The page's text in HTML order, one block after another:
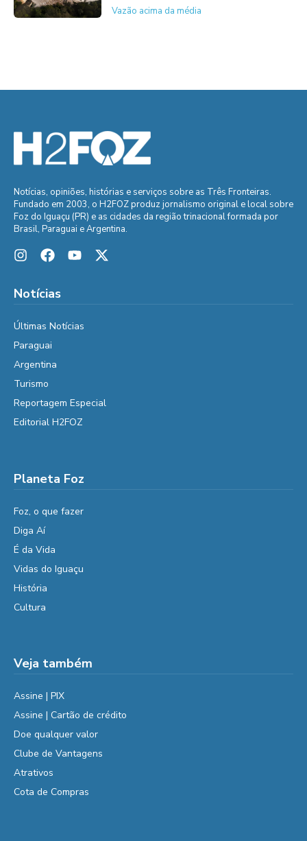
Vazão acima da média
Notícias, opiniões, histórias e serviços sobre as Três Fronteiras.
Fundado em 2003, o H2FOZ produz jornalismo original e local sobre
Foz do Iguaçu (PR) e as cidades da região trinacional formada por
Brasil, Paraguai e Argentina.
Notícias
Últimas Notícias
Paraguai
Argentina
Turismo
Reportagem Especial
Editorial H2FOZ
Planeta Foz
Foz, o que fazer
Diga Aí
É da Vida
Vidas do Iguaçu
História
Cultura
Veja também
Assine | PIX
Assine | Cartão de crédito
Doe qualquer valor
Clube de Vantagens
Atrativos
Cota de Compras